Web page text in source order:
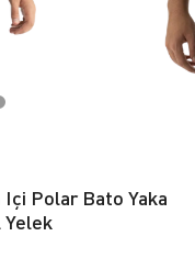
Polar Bato Yaka